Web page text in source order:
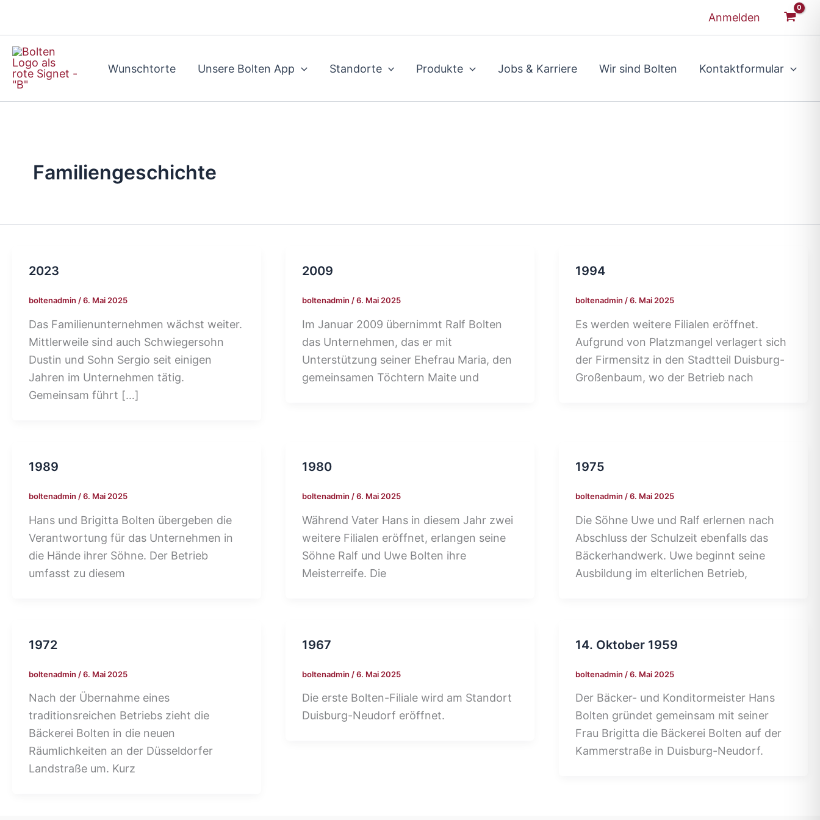
springen
Anmelden
Wunschtorte Unsere Bolten App Standorte Produkte Jobs & Karriere Wir sind Bolten Kontaktformular
Familiengeschichte
2023
boltenadmin /6. Mai 2025
Das Familienunternehmen wächst weiter.
Mittlerweile sind auch Schwiegersohn
Dustin und Sohn Sergio seit einigen
Jahren im Unternehmen tätig.
Gemeinsam führt […]
2009
boltenadmin /6. Mai 2025
Im Januar 2009 übernimmt Ralf Bolten
das Unternehmen, das er mit
Unterstützung seiner Ehefrau Maria, den
gemeinsamen Töchtern Maite und
1994
boltenadmin /6. Mai 2025
Es werden weitere Filialen eröffnet.
Aufgrund von Platzmangel verlagert sich
der Firmensitz in den Stadtteil Duisburg-
Großenbaum, wo der Betrieb nach
1989
boltenadmin /6. Mai 2025
Hans und Brigitta Bolten übergeben die
Verantwortung für das Unternehmen in
die Hände ihrer Söhne. Der Betrieb
umfasst zu diesem
1980
boltenadmin /6. Mai 2025
Während Vater Hans in diesem Jahr zwei
weitere Filialen eröffnet, erlangen seine
Söhne Ralf und Uwe Bolten ihre
Meisterreife. Die
1975
boltenadmin /6. Mai 2025
Die Söhne Uwe und Ralf erlernen nach
Abschluss der Schulzeit ebenfalls das
Bäckerhandwerk. Uwe beginnt seine
Ausbildung im elterlichen Betrieb,
1972
boltenadmin /6. Mai 2025
Nach der Übernahme eines
traditionsreichen Betriebs zieht die
Bäckerei Bolten in die neuen
Räumlichkeiten an der Düsseldorfer
Landstraße um. Kurz
1967
boltenadmin /6. Mai 2025
Die erste Bolten-Filiale wird am Standort
Duisburg-Neudorf eröffnet.
14. Oktober 1959
boltenadmin /6. Mai 2025
Der Bäcker- und Konditormeister Hans
Bolten gründet gemeinsam mit seiner
Frau Brigitta die Bäckerei Bolten auf der
Kammerstraße in Duisburg-Neudorf.